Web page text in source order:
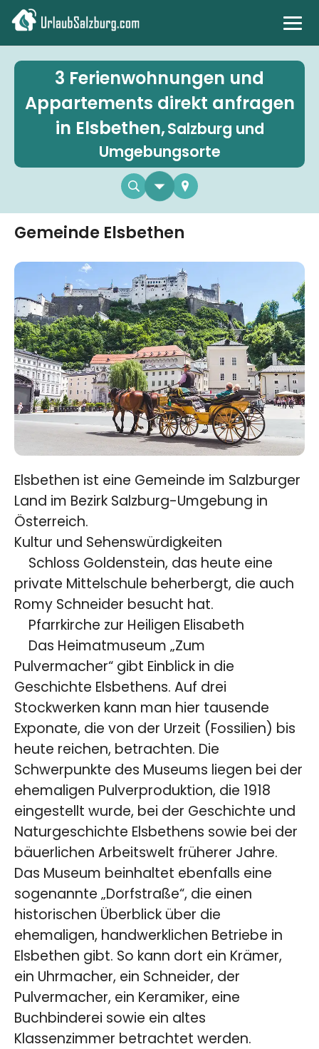
Stadt & Kultur
Berge & Natur
3 Ferienwohnungen und
Appartements direkt anfragen
in Elsbethen,Salzburg und
Umgebungsorte
Gemeinde Elsbethen
Elsbethen ist eine Gemeinde im Salzburger
Land im Bezirk Salzburg-Umgebung in
Österreich.
Kultur und Sehenswürdigkeiten
Schloss Goldenstein, das heute eine
private Mittelschule beherbergt, die auch
Romy Schneider besucht hat.
Pfarrkirche zur Heiligen Elisabeth
Das Heimatmuseum „Zum
Pulvermacher“ gibt Einblick in die
Geschichte Elsbethens. Auf drei
Stockwerken kann man hier tausende
Exponate, die von der Urzeit (Fossilien) bis
heute reichen, betrachten. Die
Schwerpunkte des Museums liegen bei der
ehemaligen Pulverproduktion, die 1918
eingestellt wurde, bei der Geschichte und
Naturgeschichte Elsbethens sowie bei der
bäuerlichen Arbeitswelt früherer Jahre.
Das Museum beinhaltet ebenfalls eine
sogenannte „Dorfstraße“, die einen
historischen Überblick über die
ehemaligen, handwerklichen Betriebe in
Elsbethen gibt. So kann dort ein Krämer,
ein Uhrmacher, ein Schneider, der
Pulvermacher, ein Keramiker, eine
Buchbinderei sowie ein altes
Klassenzimmer betrachtet werden.